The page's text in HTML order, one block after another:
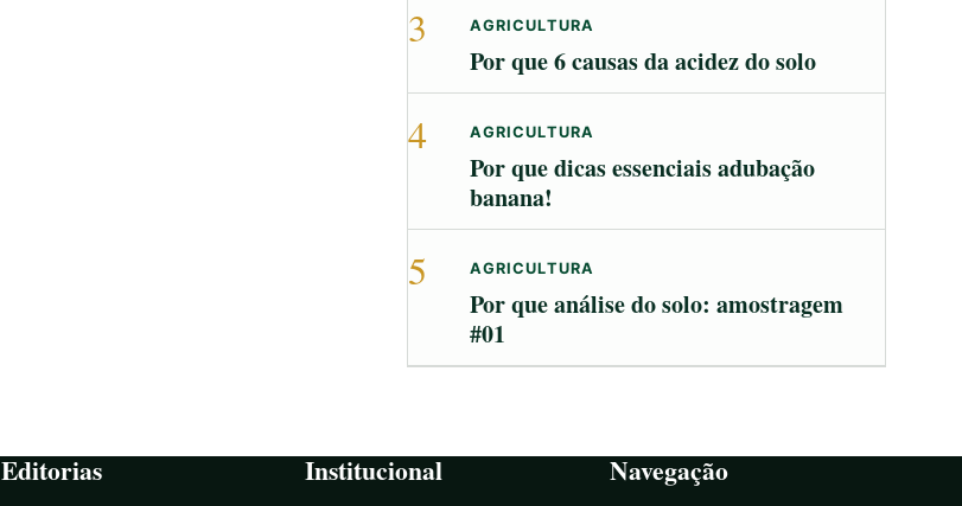
3 AGRICULTURA
Por que 6 causas da acidez do solo
4 AGRICULTURA
Por que dicas essenciais adubação
banana!
5 AGRICULTURA
Por que análise do solo: amostragem
#01
Editorias Institucional Navegação